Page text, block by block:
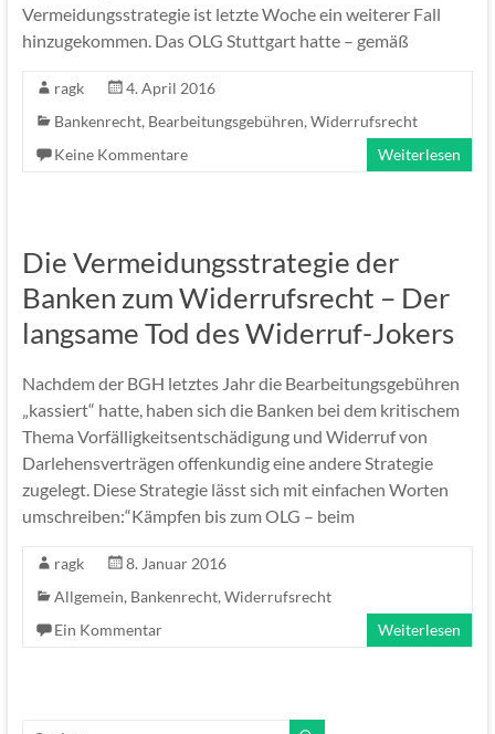
Vermeidungsstrategie ist letzte Woche ein weiterer Fall
hinzugekommen. Das OLG Stuttgart hatte – gemäß
ragk
4. April 2016
Bankenrecht, Bearbeitungsgebühren, Widerrufsrecht
Keine Kommentare
Weiterlesen
Die Vermeidungsstrategie der
Banken zum Widerrufsrecht – Der
langsame Tod des Widerruf-Jokers
Nachdem der BGH letztes Jahr die Bearbeitungsgebühren
„kassiert“ hatte, haben sich die Banken bei dem kritischem
Thema Vorfälligkeitsentschädigung und Widerruf von
Darlehensverträgen offenkundig eine andere Strategie
zugelegt. Diese Strategie lässt sich mit einfachen Worten
umschreiben:“Kämpfen bis zum OLG – beim
ragk
8. Januar 2016
Allgemein, Bankenrecht, Widerrufsrecht
Ein Kommentar
Weiterlesen